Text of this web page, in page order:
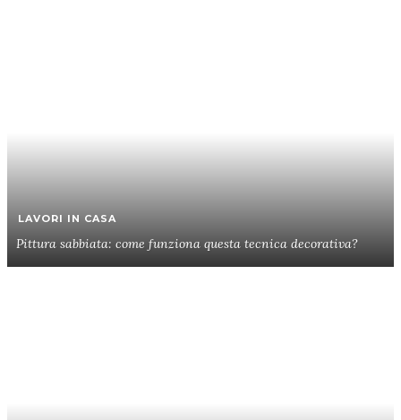
LAVORI IN CASA
Pittura sabbiata: come funziona questa tecnica decorativa?